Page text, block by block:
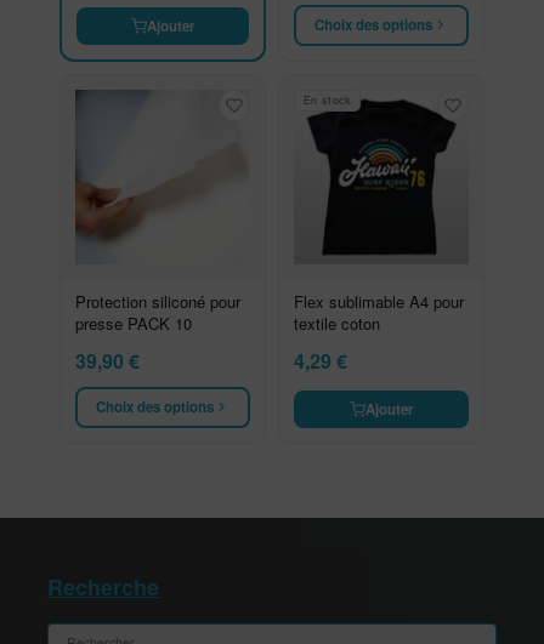
Ajouter Choix des options
Protection siliconé pour
presse PACK 10
39,90 €
Choix des options
En stock
Flex sublimable A4 pour
textile coton
4,29 €
Ajouter
Recherche